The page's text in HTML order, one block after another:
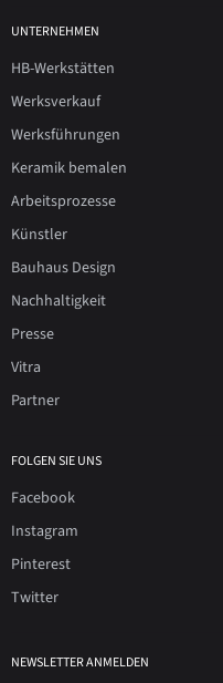
UNTERNEHMEN
HB-Werkstätten
Werksverkauf
Werksführungen
Keramik bemalen
Arbeitsprozesse
Künstler
Bauhaus Design
Nachhaltigkeit
Presse
Vitra
Partner
FOLGEN SIE UNS
Facebook
Instagram
Pinterest
Twitter
NEWSLETTER ANMELDEN